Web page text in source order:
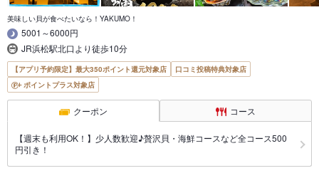
美味しい貝が食べたいなら！YAKUMO！
5001～6000円
JR浜松駅北口より徒歩10分
【アプリ予約限定】最大350ポイント還元対象店
口コミ投稿特典対象店
ポイントプラス対象店
クーポン コース
【週末も利用OK！】少人数歓迎♪贅沢貝・海鮮コースなど全コース500
円引き！